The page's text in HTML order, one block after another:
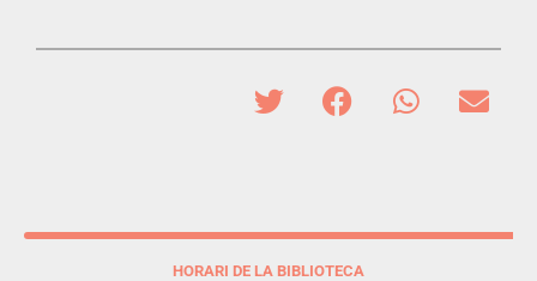
HORARI DE LA BIBLIOTECA